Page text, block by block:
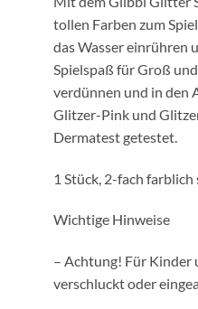
tollen Farben zum
das Wasser einrühren
Spielspaß für Groß
verdünnen und in den
Glitzer-Pink und
Dermatest getestet.
1 Stück, 2-fach
Wichtige Hinweise
– Achtung! Für Kinder
verschluckt oder